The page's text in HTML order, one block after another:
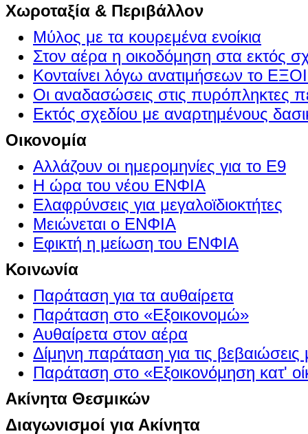
Χωροταξία & Περιβάλλον
Μύλος με τα κουρεμένα ενοίκια
Στον αέρα η οικοδόμηση στα εκτός
Κονταίνει λόγω ανατιμήσεων το
Οι αναδασώσεις στις πυρόπληκτες
Εκτός σχεδίου με αναρτημένους
Οικονομία
Αλλάζουν οι ημερομηνίες για το Ε9
Η ώρα του νέου ΕΝΦΙΑ
Ελαφρύνσεις για μεγαλοϊδιοκτήτες
Μειώνεται ο ΕΝΦΙΑ
Εφικτή η μείωση του ΕΝΦΙΑ
Κοινωνία
Παράταση για τα αυθαίρετα
Παράταση στο «Εξοικονομώ»
Αυθαίρετα στον αέρα
Δίμηνη παράταση για τις βεβαιώσεις
Παράταση στο «Εξοικονόμηση κατ'
Ακίνητα Θεσμικών
Διαγωνισμοί για Ακίνητα